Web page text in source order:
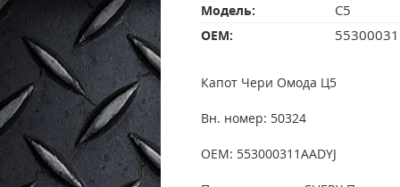
Модель: C5
OEM:
Капот Чери Омода Ц5
Вн. номер: 50324
OEM: 553000311AADYJ